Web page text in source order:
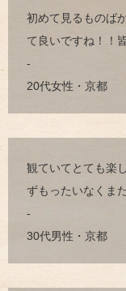
初めて見るものば
て良いですね！！
-
20代女性・京都
観ていてとても楽
ずもったいなくま
-
30代男性・京都